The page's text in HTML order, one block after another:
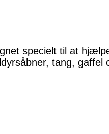
specielt til at
tang,